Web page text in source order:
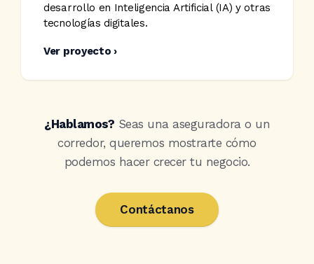
desarrollo en Inteligencia Artificial (IA) y otras
tecnologías digitales.
Ver proyecto ›
¿Hablamos? Seas una aseguradora o un
corredor, queremos mostrarte cómo
podemos hacer crecer tu negocio.
Contáctanos